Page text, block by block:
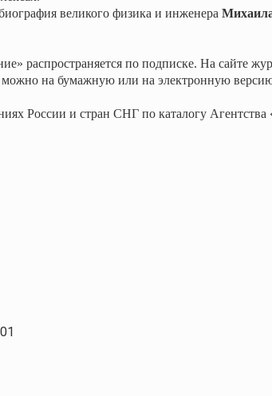
великого физика и инженера
распространяется по подписке. На сайте
на бумажную или на электронную
России и стран СНГ по каталогу